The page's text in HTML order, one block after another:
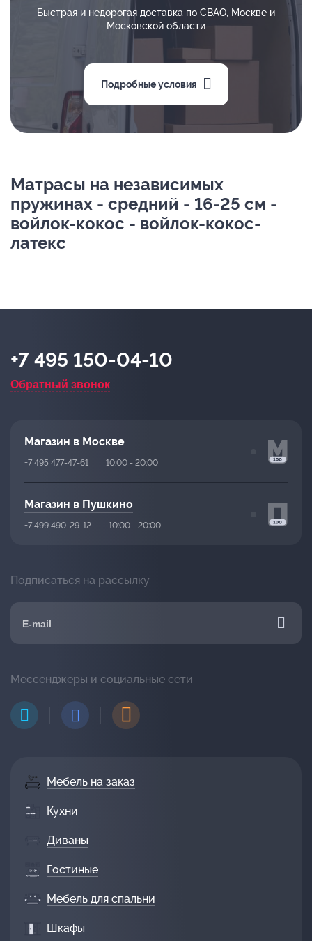
Быстрая и недорогая доставка по СВАО, Москве и
Московской области
Подробные условия
Матрасы на независимых
пружинах - средний - 16-25 см -
войлок-кокос - войлок-кокос-
латекс
Мебель на заказ
Кухни
Диваны
Гостиные
Мебель для спальни
Шкафы
+7 495 150-04-10
Обратный звонок
Магазин в Москве
+7 495 477-47-61 10:00 - 20:00
Магазин в Пушкино
+7 499 490-29-12 10:00 - 20:00
Подписаться на рассылку
Мессенджеры и социальные сети